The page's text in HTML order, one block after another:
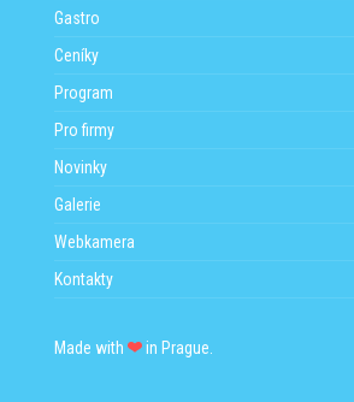
Gastro
Ceníky
Program
Pro firmy
Novinky
Galerie
Webkamera
Kontakty
Made with in Prague.